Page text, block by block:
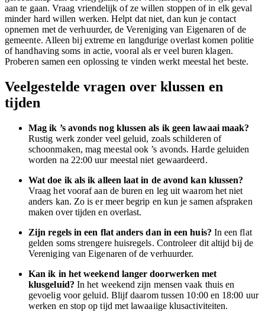
aan te gaan. Vraag vriendelijk of ze willen stoppen of in elk geval
minder hard willen werken. Helpt dat niet, dan kun je contact
opnemen met de verhuurder, de Vereniging van Eigenaren of de
gemeente. Alleen bij extreme en langdurige overlast komen politie
of handhaving soms in actie, vooral als er veel buren klagen.
Proberen samen een oplossing te vinden werkt meestal het beste.
Veelgestelde vragen over klussen en
tijden
Mag ik ’s avonds nog klussen als ik geen lawaai maak?
Rustig werk zonder veel geluid, zoals schilderen of
schoonmaken, mag meestal ook ’s avonds. Harde geluiden
worden na 22:00 uur meestal niet gewaardeerd.
Wat doe ik als ik alleen laat in de avond kan klussen?
Vraag het vooraf aan de buren en leg uit waarom het niet
anders kan. Zo is er meer begrip en kun je samen afspraken
maken over tijden en overlast.
Zijn regels in een flat anders dan in een huis? In een flat
gelden soms strengere huisregels. Controleer dit altijd bij de
Vereniging van Eigenaren of de verhuurder.
Kan ik in het weekend langer doorwerken met
klusgeluid? In het weekend zijn mensen vaak thuis en
gevoelig voor geluid. Blijf daarom tussen 10:00 en 18:00 uur
werken en stop op tijd met lawaaiige klusactiviteiten.